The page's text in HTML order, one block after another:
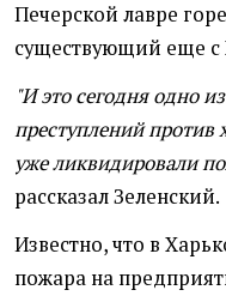
Печерской лавре
существующий еще с
"И это сегодня одно
преступлений против
уже ликвидировали
рассказал Зеленский.
Известно, что в
пожара на